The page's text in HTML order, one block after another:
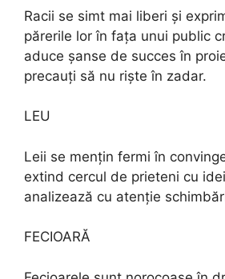
Racii se simt mai liberi și
părerile lor în fața unui public
aduce șanse de succes în
precauți să nu riște în zadar.
LEU
Leii se mențin fermi în
extind cercul de prieteni cu
analizează cu atenție
FECIOARĂ